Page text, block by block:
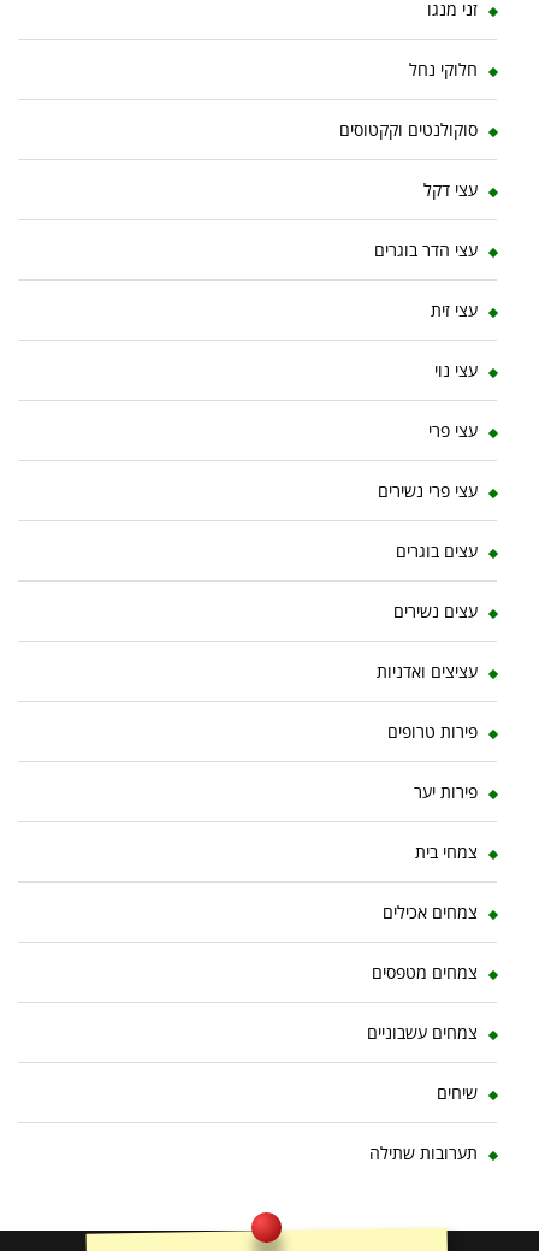
זני מנגו
חלוקי נחל
סוקולנטים וקקטוסים
עצי דקל
עצי הדר בוגרים
עצי זית
עצי נוי
עצי פרי
עצי פרי נשירים
עצים בוגרים
עצים נשירים
עציצים ואדניות
פירות טרופים
פירות יער
צמחי בית
צמחים אכילים
צמחים מטפסים
צמחים עשבוניים
שיחים
תערובות שתילה